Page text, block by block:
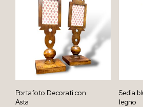
Portafoto Decorati con
Asta
Sedia
legno